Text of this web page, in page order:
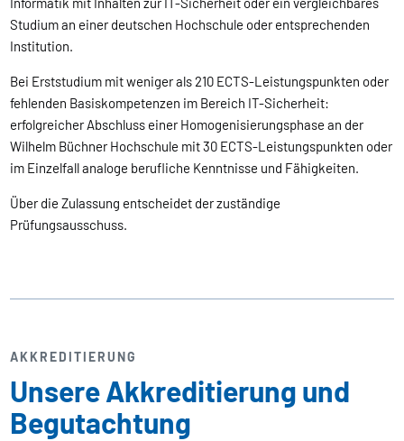
Studium an einer deutschen Hochschule oder entsprechenden
Institution.
Bei Erststudium mit weniger als 210 ECTS-Leistungspunkten oder
fehlenden Basiskompetenzen im Bereich IT-Sicherheit:
erfolgreicher Abschluss einer Homogenisierungsphase an der
Wilhelm Büchner Hochschule mit 30 ECTS-Leistungspunkten oder
im Einzelfall analoge berufliche Kenntnisse und Fähigkeiten.
Über die Zulassung entscheidet der zuständige
Prüfungsausschuss.
AKKREDITIERUNG
Unsere Akkreditierung und
Begutachtung